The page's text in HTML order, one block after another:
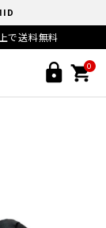
007
で送料無料
0